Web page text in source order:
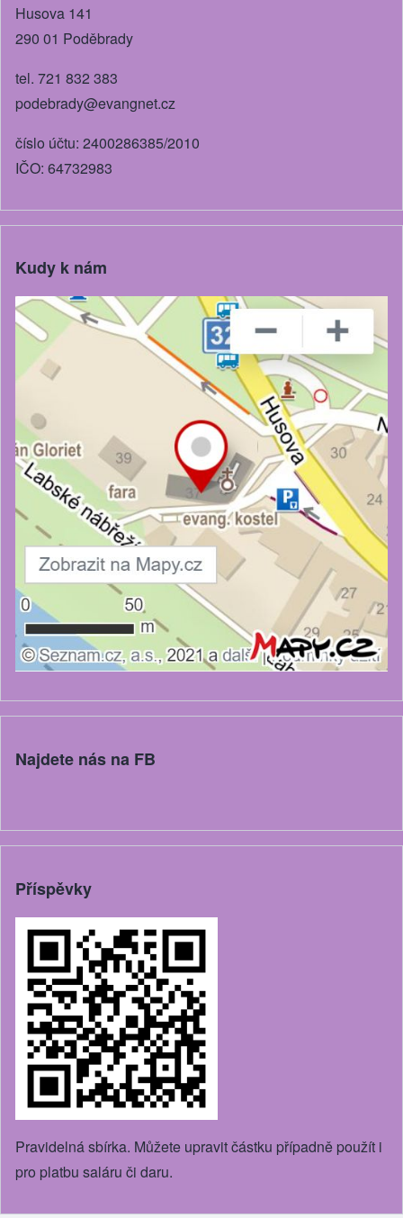
Husova 141
290 01 Poděbrady
tel. 721 832 383
podebrady@evangnet.cz
číslo účtu: 2400286385/2010
IČO: 64732983
Kudy k nám
Najdete nás na FB
Příspěvky
Pravidelná sbírka. Můžete upravit částku případně použít i
pro platbu saláru či daru.